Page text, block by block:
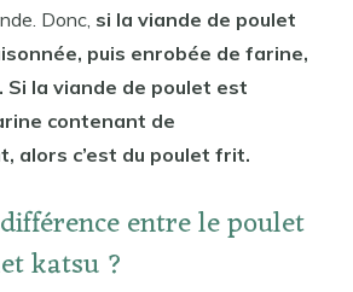
Donc, si la viande de poulet
puis enrobée de farine,
Si la viande de poulet est
contenant de
alors c’est du poulet frit.
entre le poulet
katsu ?